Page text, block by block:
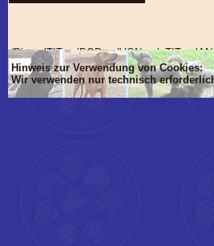
Hinweis zur Verwendung von Cookies:
Wir verwenden nur technisch
'Dim mlTIT, mlBOD, mlVON, mlsTIT,